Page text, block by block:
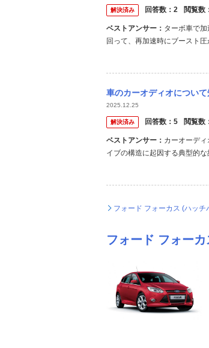
解決済み 回答数： 2 閲覧数
ベストアンサー： ターボ車で
回って、再加速時にブースト
転でも不自然さを感じると思
車のカーオディオについて知恵を、お借りしたいで
2025.12.25
解決済み 回答数： 5 閲覧数
ベストアンサー： カーオーデ
イブの構造に起因する典型的
はレーザー）の寿命や不具合
フォード フォーカス (ハッ
フォード フォー